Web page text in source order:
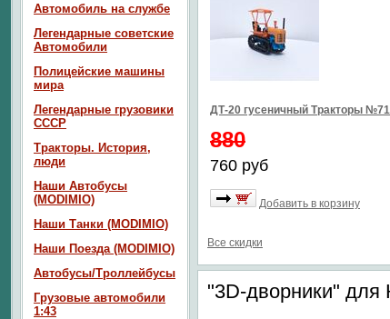
ДТ-20 гусеничный Тракторы №71
880
760 руб
Добавить в корзину
Все скидки
"3D-дворники"
Автомобиль на службе
Легендарные советские
Автомобили
Полицейские машины
мира
Легендарные грузовики
СССР
Тракторы. История,
люди
Наши Автобусы
(MODIMIO)
Наши Танки (MODIMIO)
Наши Поезда (MODIMIO)
Автобусы/Троллейбусы
Грузовые автомобили
1:43